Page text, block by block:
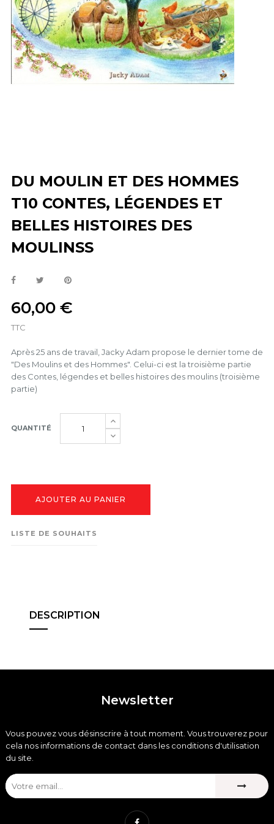
DU MOULIN ET DES HOMMES
T10 CONTES, LÉGENDES ET
BELLES HISTOIRES DES
MOULINSS
60,00 €
TTC
Après 25 ans de travail, Jacky Adam propose le dernier tome de
"Des Moulins et des Hommes". Celui-ci est la troisième partie
des Contes, légendes et belles histoires des moulins (troisième
partie)
QUANTITÉ
AJOUTER AU PANIER
LISTE DE SOUHAITS
DESCRIPTION
Newsletter
Vous pouvez vous désinscrire à tout moment. Vous trouverez pour
cela nos informations de contact dans les conditions d'utilisation
du site.